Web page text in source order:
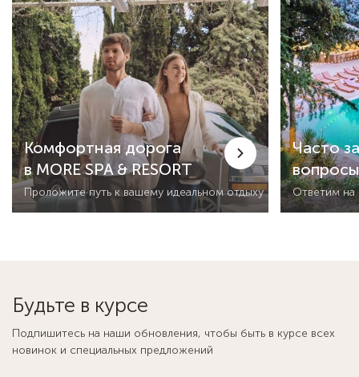
Комфортная дорога
в MORE SPA & RESORT
Проложите путь к вашему идеальном отдыху
Часто
вопросы
Ответим на
Будьте в курсе
Подпишитесь на наши обновления, чтобы быть в курсе всех
новинок и специальных предложений